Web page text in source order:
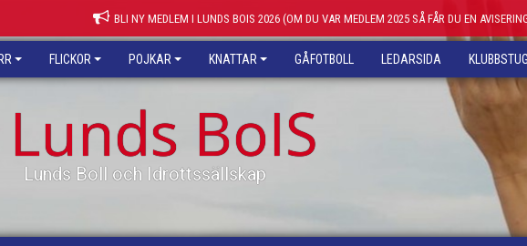
BLI NY MEDLEM I LUNDS BOIS 2026 (OM DU VAR MEDLEM 2025 SÅ FÅR DU EN
FLICKOR POJKAR KNATTAR GÅFOTBOLL LEDARSIDA
Lunds BoIS
Lunds Boll och Idrottssällskap